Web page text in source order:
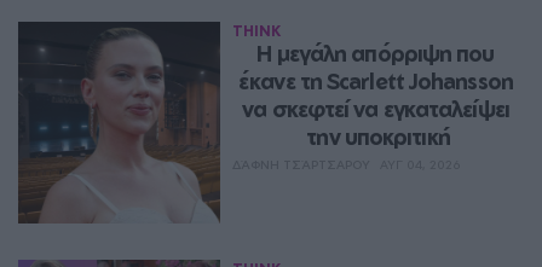
THINK
Η μεγάλη απόρριψη που
έκανε τη Scarlett Johansson
να σκεφτεί να εγκαταλείψει
την υποκριτική